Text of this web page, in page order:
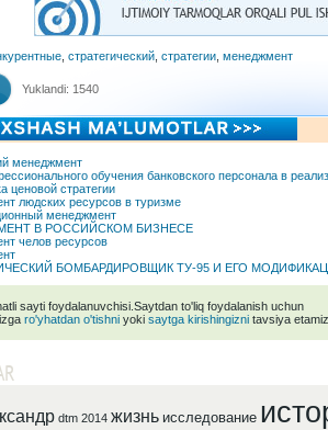
, стратегический, стратегии, менеджмент
Yuklandi: 1540
менеджмент
обучения банковского персонала в
ценовой стратегии
людских ресурсов в туризме
менеджмент
В РОССИЙСКОМ БИЗНЕСЕ
челов ресурсов
БОМБАРДИРОВЩИК ТУ-95 И ЕГО
sayti foydalanuvchisi.Saytdan to'liq foydalanish uchun
ro'yhatdan o'tishniyoki saytga kirishingiznitavsiya etamiz.
dtm 2014 жизнь исследование